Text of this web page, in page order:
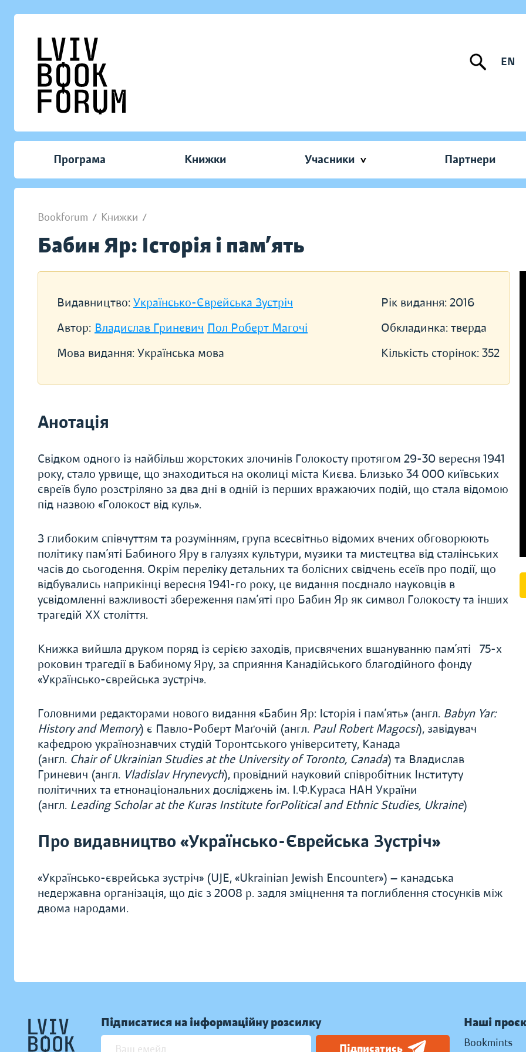
EN
Програма Книжки Учасники Партнери
Bookforum / Книжки /
Бабин Яр: Історія і пам’ять
Видавництво: Українсько-Єврейська Зустріч
Автор: Владислав Гриневич Пол Роберт Магочі
Мова видання: Українська мова
Рік видання: 2016
Обкладинка: тверда
Кількість сторінок: 352
Анотація
Свідком одного із найбільш жорстоких злочинів Голокосту протягом 29-30 вересня 1941
року, стало урвище, що знаходиться на околиці міста Києва. Близько 34 000 київських
євреїв було розстріляно за два дні в одній із перших вражаючих подій, що стала відомою
під назвою «Голокост від куль».
З глибоким співчуттям та розумінням, група всесвітньо відомих вчених обговорюють
політику пам’яті Бабиного Яру в галузях культури, музики та мистецтва від сталінських
часів до сьогодення. Окрім переліку детальних та болісних свідчень есеїв про події, що
відбувались наприкінці вересня 1941-го року, це видання поєднало науковців в
усвідомленні важливості збереження пам’яті про Бабин Яр як символ Голокосту та інших
трагедій XX століття.
Книжка вийшла друком поряд із серією заходів, присвячених вшануванню пам’яті 75-х
роковин трагедії в Бабиному Яру, за сприяння Канадійського благодійного фонду
«Українсько-єврейська зустріч».
Головними редакторами нового видання «Бабин Яр: Історія і пам’ять» (англ. Babyn Yar:
History and Memory) є Павло-Роберт Маґочій (англ. Paul Robert Magocsi), завідувач
кафедрою українознавчих студій Торонтського університету, Канада
(англ. Chair of Ukrainian Studies at the University of Toronto, Canada) та Владислав
Гриневич (англ. Vladislav Hrynevych), провідний науковий співробітник Інституту
політичних та етнонаціональних досліджень ім. І.Ф.Кураса НАН України
(англ. Leading Scholar at the Kuras Institute forPolitical and Ethnic Studies, Ukraine)
Про видавництво «Українсько-Єврейська Зустріч»
«Українсько-єврейська зустріч» (UJE, «Ukrainian Jewish Encounter») — канадська
недержавна організація, що діє з 2008 р. задля зміцнення та поглиблення стосунків між
двома народами.
Підписатися на інформаційну розсилку
Підписатись
Наші
Bookmints